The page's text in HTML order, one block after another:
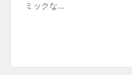
ミックな…